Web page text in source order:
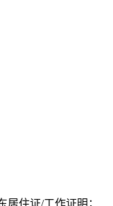
住证/工作证明；